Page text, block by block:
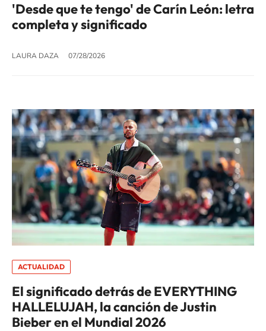
'Desde que te tengo' de Carín León: letra
completa y significado
LAURA DAZA 07/28/2026
ACTUALIDAD
El significado detrás de EVERYTHING
HALLELUJAH, la canción de Justin
Bieber en el Mundial 2026